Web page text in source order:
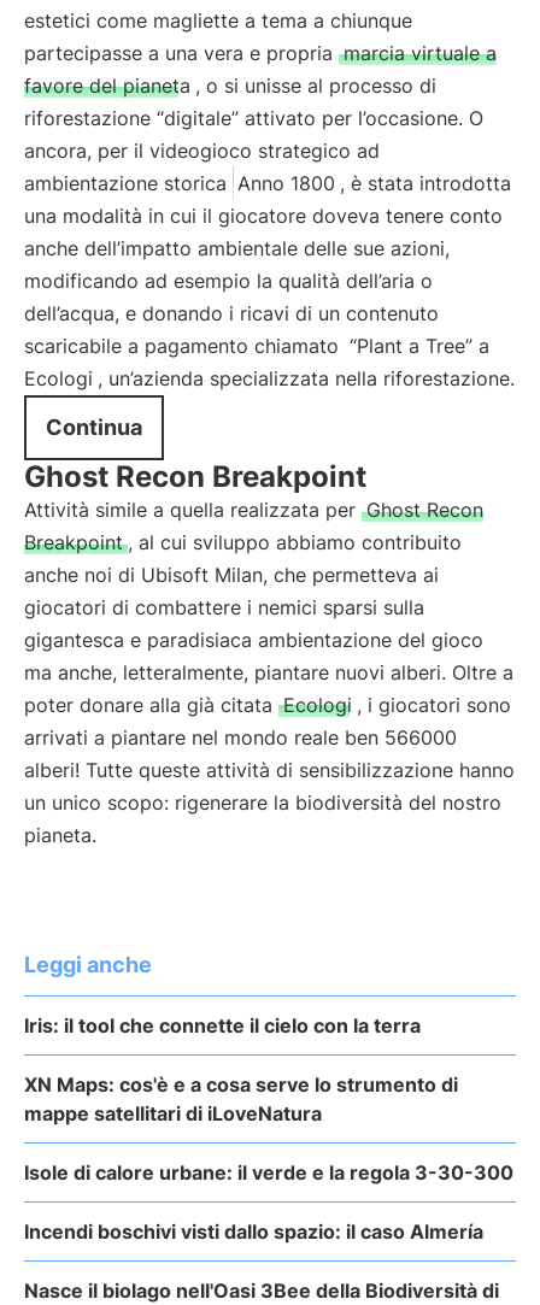
estetici come magliette a tema a chiunque
partecipasse a una vera e propria marcia virtuale a
favore del pianeta , o si unisse al processo di
riforestazione “digitale” attivato per l’occasione. O
ancora, per il videogioco strategico ad
ambientazione storica Anno 1800 , è stata introdotta
una modalità in cui il giocatore doveva tenere conto
anche dell’impatto ambientale delle sue azioni,
modificando ad esempio la qualità dell’aria o
dell’acqua, e donando i ricavi di un contenuto
scaricabile a pagamento chiamato “Plant a Tree” a
Ecologi , un’azienda specializzata nella riforestazione.
Continua
Ghost Recon Breakpoint
Attività simile a quella realizzata per Ghost Recon
Breakpoint , al cui sviluppo abbiamo contribuito
anche noi di Ubisoft Milan, che permetteva ai
giocatori di combattere i nemici sparsi sulla
gigantesca e paradisiaca ambientazione del gioco
ma anche, letteralmente, piantare nuovi alberi. Oltre a
poter donare alla già citata Ecologi , i giocatori sono
arrivati a piantare nel mondo reale ben 566000
alberi! Tutte queste attività di sensibilizzazione hanno
un unico scopo: rigenerare la biodiversità del nostro
pianeta.
Leggi anche
Iris: il tool che connette il cielo con la terra
XN Maps: cos'è e a cosa serve lo strumento di
mappe satellitari di iLoveNatura
Isole di calore urbane: il verde e la regola 3-30-300
Incendi boschivi visti dallo spazio: il caso Almería
Nasce il biolago nell'Oasi 3Bee della Biodiversità di